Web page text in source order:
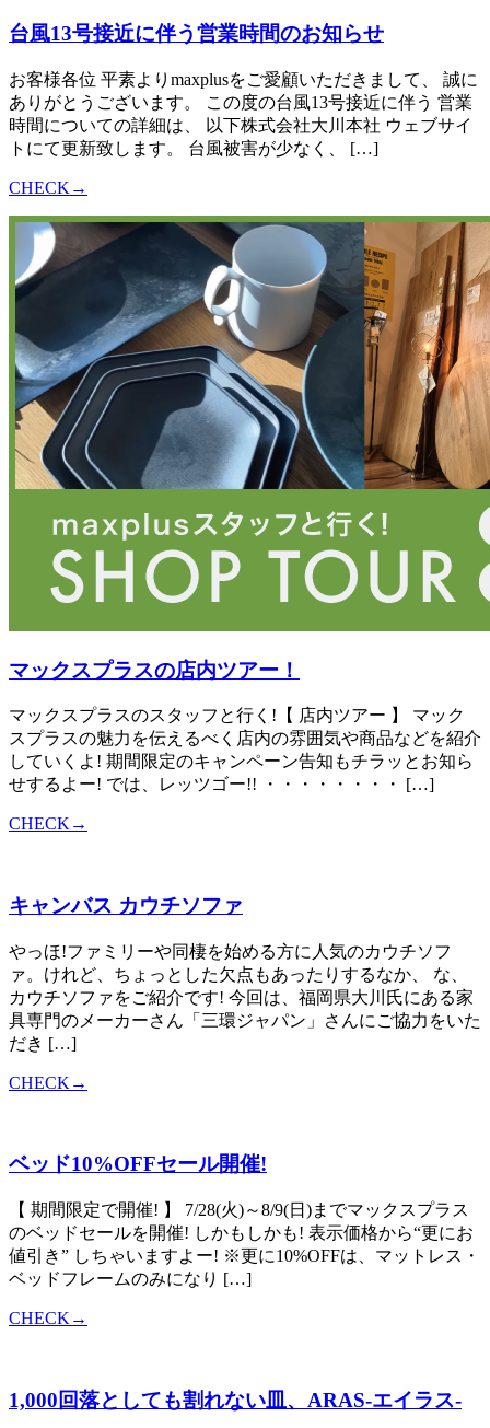
台風13号接近に伴う営業時間のお知らせ
お客様各位 平素よりmaxplusをご愛顧いただきまして、 誠に
ありがとうございます。 この度の台風13号接近に伴う 営業
時間についての詳細は、 以下株式会社大川本社 ウェブサイ
トにて更新致します。 台風被害が少なく、 […]
CHECK→
マックスプラスの店内ツアー！
マックスプラスのスタッフと行く!【 店内ツアー 】 マック
スプラスの魅力を伝えるべく店内の雰囲気や商品などを紹介
していくよ! 期間限定のキャンペーン告知もチラッとお知ら
せするよー! では、レッツゴー!! ・・・・・・・・ […]
CHECK→
キャンバス カウチソファ
やっほ!ファミリーや同棲を始める方に人気のカウチソフ
ァ。けれど、ちょっとした欠点もあったりするなか、 な、
カウチソファをご紹介です! 今回は、福岡県大川氏にある家
具専門のメーカーさん「三環ジャパン」さんにご協力をいた
だき […]
CHECK→
ベッド10%OFFセール開催!
【 期間限定で開催! 】 7/28(火)～8/9(日)までマックスプラス
のベッドセールを開催! しかもしかも! 表示価格から“更にお
値引き” しちゃいますよー! ※更に10%OFFは、マットレス・
ベッドフレームのみになり […]
CHECK→
1,000回落としても割れない皿、ARAS-エイラス-